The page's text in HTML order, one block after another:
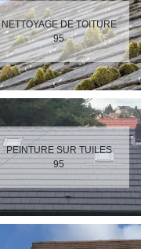
NETTOYAGE DE TOITURE
95
PEINTURE SUR TUILES
95